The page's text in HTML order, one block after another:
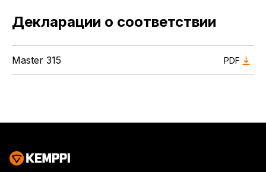
Декларации о соответствии
Master 315 PDF